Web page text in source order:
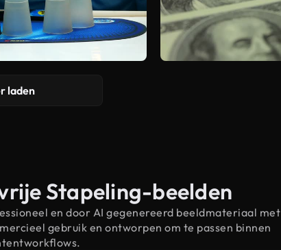
laden
Stapeling-beelden
en door AI gegenereerd beeldmateriaal met
gebruik en ontworpen om te passen binnen